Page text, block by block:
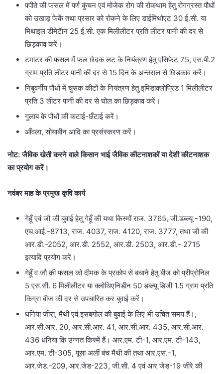
पपीते की फसल में पर्ण कुंचन एवं मोजेक रोग की रोकथाम हेतु रोगग्रस्त पौधों
को उखाड़ फेकें तथा प्रसार को रोकने के लिए डाईमिथोएट 30 ई.सी. या
मिथाइल डीमेटॅान 25 ई.सी. एक मिलीलीटर प्रति लीटर पानी की दर से
छिड़काव करें।
टमाटर की फसल में फल छेदक लट के नियंत्रण हेतु एसिफेट 75, एस.पी.2
ग्राम प्रति लीटर पानी की दर से 15 दिन के अन्तराल से छिड़काव करें।
निंबुवर्गीय पौधों में चुसक कीटों के नियंत्रण हेतु इमिडाक्लोप्रिड 1 मिलीलीटर
प्रति 3 लीटर पानी की दर से घोल का छिड़काव करें।
गुलाब के पौधों की कटाई-छँटाई करें।
आँवला, सोयाबीन आदि का प्रसंस्करण करें।
नोट: जैविक खेती करने वाले किसान भाई जैविक कीटनाशकों या देशी कीटनाशक
का प्रयोग करें।
नवंबर माह के प्रमुख कृषि कार्य
गेहूँ एवं जौ की बुवाई हेतु गेहूँ की यथा किस्मों राज. 3765, जी.डब्ल्यू -190,
एच.आई.-8713, राज. 4037, राज. 4120, राज. 3777, तथा जौ की
आर.डी.-2052, आर.डी. 2552, आर.डी. 2503, आर.डी.- 2715
इत्यादि प्रयोग करें।
गेहूँ व जौ की फसल को दीमक के प्रकोप से बचाने हेतु बीज को प्रीप्रोनिल
5 एस.सी. 6 मिलीलीटर या क्लोथिएनिडीन 50 डब्ल्यू डिजी 1.5 ग्राम प्रति
किग्रा बीज की दर से उपचारित कर बुवाई करें।
धनिया जीरा, मैथी एवं इसबगोल की बुवाई के लिए भी उचित समय हैं।,
आर.सी.आर. 20, आर.सी.आर. 41, आर.सी.आर. 435, आर.सी.आर.
436 धनिया कि उन्नत किस्में हैं। आर.एम. टी-1, आर.एम. टी-143,
आर.एम. टी-305, पूसा अर्ली बंच मैथी की तथा आर.एस.-1,
आर.जेड.-209, आर.जेड-223, जी.सी. 4 एवं आर जेड-19 जीरे की